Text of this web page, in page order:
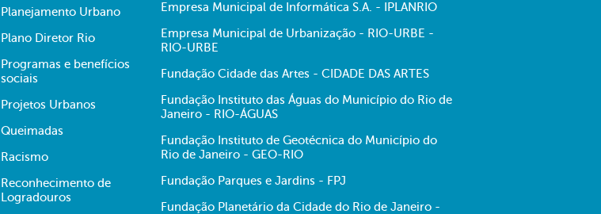
Planejamento Urbano
Plano Diretor Rio
Programas e benefícios
sociais
Projetos Urbanos
Queimadas
Racismo
Reconhecimento de
Logradouros
Empresa Municipal de Informática S.A. - IPLANRIO
Empresa Municipal de Urbanização - RIO-URBE -
RIO-URBE
Fundação Cidade das Artes - CIDADE DAS ARTES
Fundação Instituto das Águas do Município do Rio de
Janeiro - RIO-ÁGUAS
Fundação Instituto de Geotécnica do Município do
Rio de Janeiro - GEO-RIO
Fundação Parques e Jardins - FPJ
Fundação Planetário da Cidade do Rio de Janeiro -